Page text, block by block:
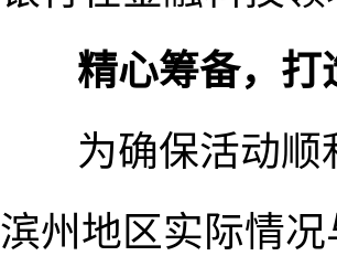
精心筹备，打
为确保活动顺
滨州地区实际情